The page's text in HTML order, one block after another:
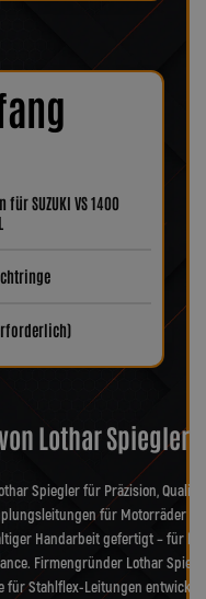
SUZUKI VS 1400
Lothar Spiegler?
Spiegler für Präzision,
für Motorräder
Handarbeit gefertigt – für
Firmengründer Lothar
für Stahlflex-Leitungen